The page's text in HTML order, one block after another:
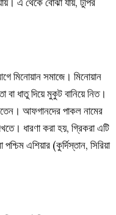
মিনোয়ান সমাজে। মিনোয়ান
ধাতু দিয়ে মুকুট বানিয়ে নিত।
আফগানদের পাকল নামের
ধারণা করা হয়, গ্রিকরা এটি
এশিয়ার (কুর্দিস্তান, সিরিয়া